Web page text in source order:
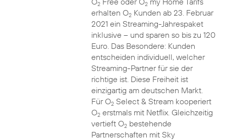
2 2
erhalten O2Kunden ab 23. Februar
2021 ein Streaming-Jahrespaket
inklusive – und sparen so bis zu 120
Euro. Das Besondere: Kunden
entscheiden individuell, welcher
Streaming-Partner für sie der
richtige ist. Diese Freiheit ist
einzigartig am deutschen Markt.
Für O2Select & Stream kooperiert
O2erstmals mit Netflix. Gleichzeitig
vertieft O2bestehende
Partnerschaften mit Sky